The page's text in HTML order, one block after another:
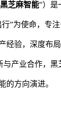
黑芝麻智能”） 是
行”为使命，专
经验，深度布
与产业合作，黑
的方向演进。